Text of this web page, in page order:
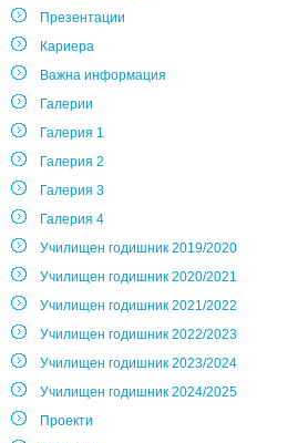
Презентации
Кариера
Важна информация
Галерии
Галерия 1
Галерия 2
Галерия 3
Галерия 4
Училищен годишник 2019/2020
Училищен годишник 2020/2021
Училищен годишник 2021/2022
Училищен годишник 2022/2023
Училищен годишник 2023/2024
Училищен годишник 2024/2025
Проекти